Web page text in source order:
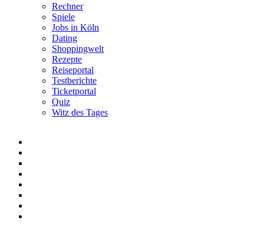
Rechner
Spiele
Jobs in Köln
Dating
Shoppingwelt
Rezepte
Reiseportal
Testberichte
Ticketportal
Quiz
Witz des Tages